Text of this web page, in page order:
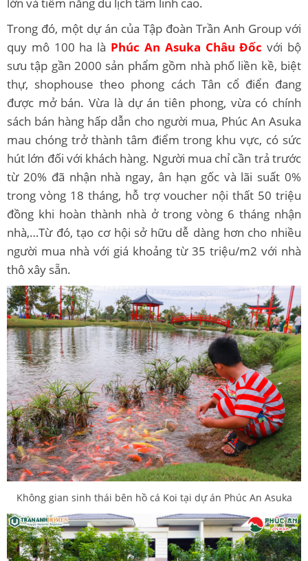
Trong đó, một dự án của Tập đoàn Trần Anh Group với
quy mô 100 ha là Phúc An Asuka Châu Đốc với bộ
sưu tập gần 2000 sản phẩm gồm nhà phố liền kề, biệt
thự, shophouse theo phong cách Tân cổ điển đang
được mở bán. Vừa là dự án tiên phong, vừa có chính
sách bán hàng hấp dẫn cho người mua, Phúc An Asuka
mau chóng trở thành tâm điểm trong khu vực, có sức
hút lớn đối với khách hàng. Người mua chỉ cần trả trước
từ 20% đã nhận nhà ngay, ân hạn gốc và lãi suất 0%
trong vòng 18 tháng, hỗ trợ voucher nội thất 50 triệu
đồng khi hoàn thành nhà ở trong vòng 6 tháng nhận
nhà,…Từ đó, tạo cơ hội sở hữu dễ dàng hơn cho nhiều
người mua nhà với giá khoảng từ 35 triệu/m2 với nhà
thô xây sẵn.
Không gian sinh thái bên hồ cá Koi tại dự án Phúc An Asuka